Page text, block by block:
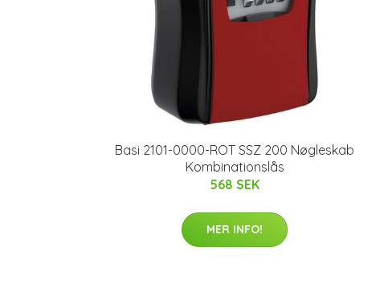
Basi 2101-0000-ROT SSZ 200 Nøgleskab
Kombinationslås
568 SEK
MER INFO!